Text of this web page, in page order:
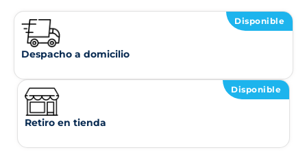
Disponible
Despacho a domicilio
Disponible
Retiro en tienda